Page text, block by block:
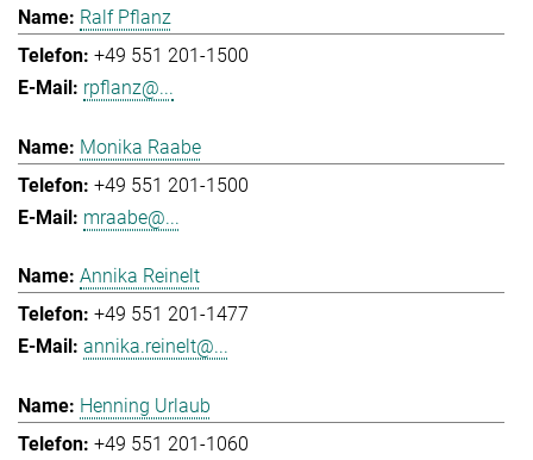
Ralf Pflanz
+49 551 201-1500
rpflanz@...
Monika Raabe
+49 551 201-1500
mraabe@...
Annika Reinelt
+49 551 201-1477
annika.reinelt@...
Henning Urlaub
+49 551 201-1060